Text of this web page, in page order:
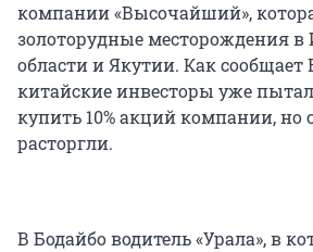
компании «Высочайший»,
золоторудные месторождения в
области и Якутии. Как сообщает
китайские инвесторы уже
купить 10% акций компании, но
расторгли.
В Бодайбо водитель «Урала», в